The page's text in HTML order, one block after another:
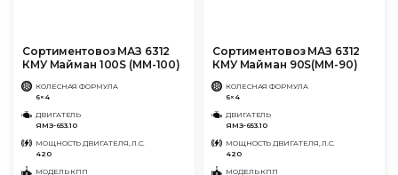
Сортиментовоз МАЗ 6312
КМУ Майман 100S (ММ-100)
КОЛЕСНАЯ ФОРМУЛА
6×4
ДВИГАТЕЛЬ
ЯМЗ-653.10
МОЩНОСТЬ ДВИГАТЕЛЯ, Л.С.
420
МОДЕЛЬ КПП
Сортиментовоз МАЗ 6312
КМУ Майман 90S(MM-90)
КОЛЕСНАЯ ФОРМУЛА
6×4
ДВИГАТЕЛЬ
ЯМЗ-653.10
МОЩНОСТЬ ДВИГАТЕЛЯ, Л.С.
420
МОДЕЛЬ КПП